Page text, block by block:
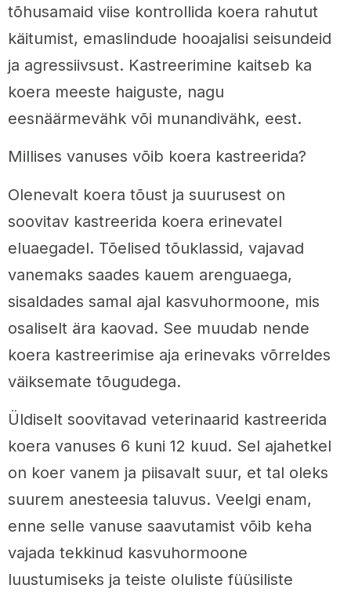
tõhusamaid viise kontrollida koera rahutut
käitumist, emaslindude hooajalisi seisundeid
ja agressiivsust. Kastreerimine kaitseb ka
koera meeste haiguste, nagu
eesnäärmevähk või munandivähk, eest.
Millises vanuses võib koera kastreerida?
Olenevalt koera tõust ja suurusest on
soovitav kastreerida koera erinevatel
eluaegadel. Tõelised tõuklassid, vajavad
vanemaks saades kauem arenguaega,
sisaldades samal ajal kasvuhormoone, mis
osaliselt ära kaovad. See muudab nende
koera kastreerimise aja erinevaks võrreldes
väiksemate tõugudega.
Üldiselt soovitavad veterinaarid kastreerida
koera vanuses 6 kuni 12 kuud. Sel ajahetkel
on koer vanem ja piisavalt suur, et tal oleks
suurem anesteesia taluvus. Veelgi enam,
enne selle vanuse saavutamist võib keha
vajada tekkinud kasvuhormoone
luustumiseks ja teiste oluliste füüsiliste